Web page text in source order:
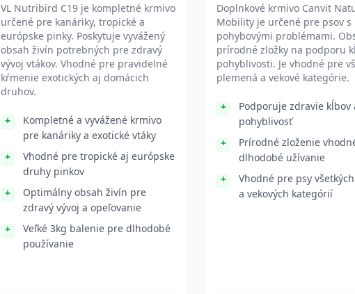
VL Nutribird C19 je kompletné krmivo
určené pre kanáriky, tropické a
európske pinky. Poskytuje vyvážený
obsah živín potrebných pre zdravý
vývoj vtákov. Vhodné pre pravidelné
kŕmenie exotických aj domácich
druhov.
Kompletné a vyvážené krmivo
pre kanáriky a exotické vtáky
Vhodné pre tropické aj európske
druhy pinkov
Optimálny obsah živín pre
zdravý vývoj a opeľovanie
Veľké 3kg balenie pre dlhodobé
používanie
Doplnkové krmivo Canvit
Mobility je určené pre psov s
pohybovými problémami.
prírodné zložky na podporu
pohyblivosti. Je vhodné pre
plemená a vekové kategórie.
Podporuje zdravie kĺbov
pohyblivosť
Prírodné zloženie
dlhodobé užívanie
Vhodné pre psy
a vekových kategórií